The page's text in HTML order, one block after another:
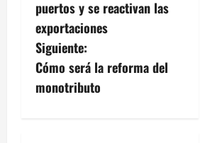
v
e
g
a
puertos y se reactivan las
exportaciones
Siguiente:
Cómo será la reforma del
monotributo